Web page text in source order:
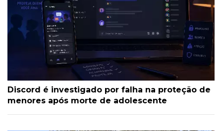
Discord é investigado por falha na proteção de
menores após morte de adolescente